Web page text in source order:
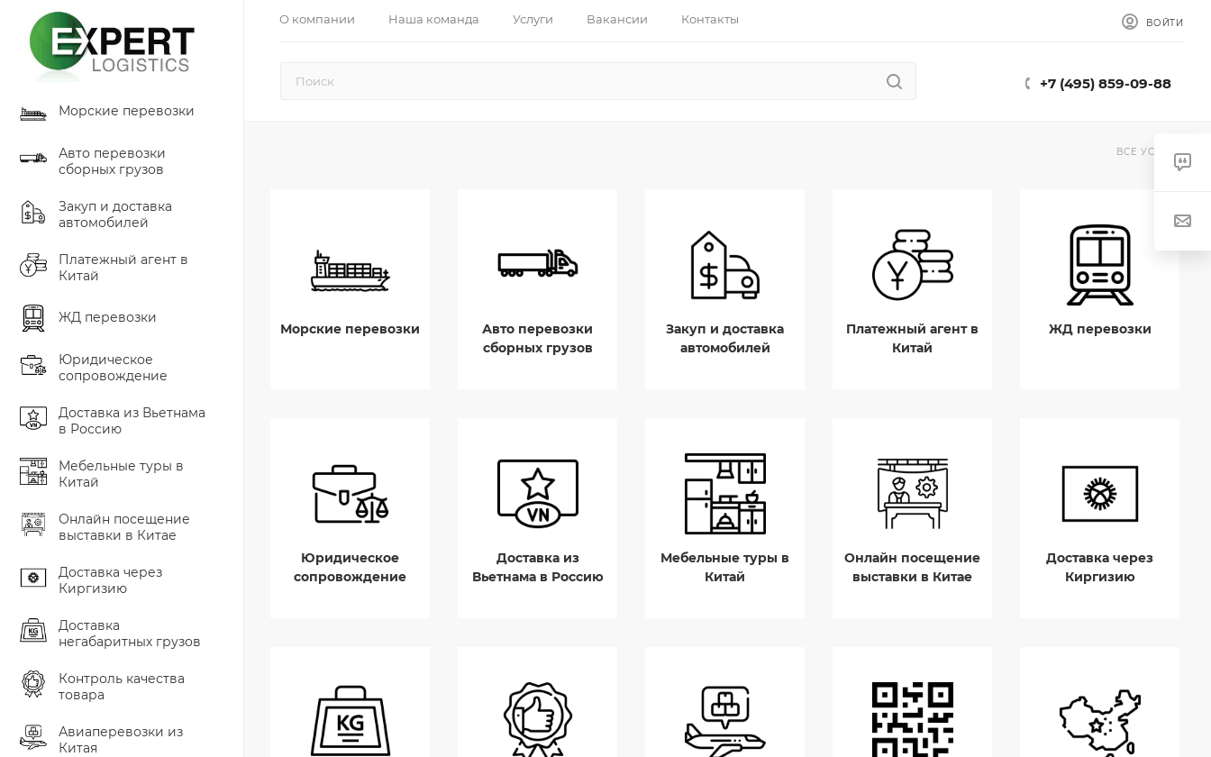
О компании Наша команда Услуги Вакансии Контакты ВОЙТИ
+7 (495) 859-09-88
Морские перевозки
Авто перевозки
сборных грузов
Закуп и доставка
автомобилей
Платежный агент в
Китай
ЖД перевозки
Юридическое
сопровождение
Доставка из Вьетнама
в Россию
Мебельные туры в
Китай
Онлайн посещение
выставки в Китае
Доставка через
Киргизию
Доставка
негабаритных грузов
Контроль качества
товара
Авиаперевозки из
Китая
ВСЕ УСЛУГИ
Морские перевозки
Авто перевозки
сборных грузов
Закуп и доставка
автомобилей
Платежный агент в
Китай
ЖД перевозки
Юридическое
сопровождение
Доставка из
Вьетнама в Россию
Мебельные туры в
Китай
Онлайн посещение
выставки в Китае
Доставка через
Киргизию